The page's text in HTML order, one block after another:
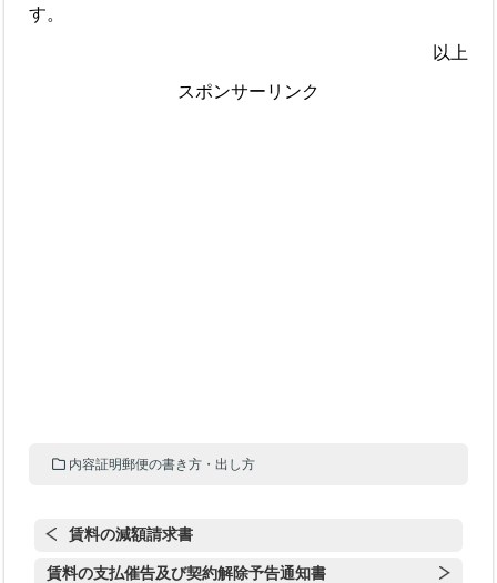
す。
以上
スポンサーリンク
内容証明郵便の書き方・出し方
賃料の減額請求書
賃料の支払催告及び契約解除予告通知書